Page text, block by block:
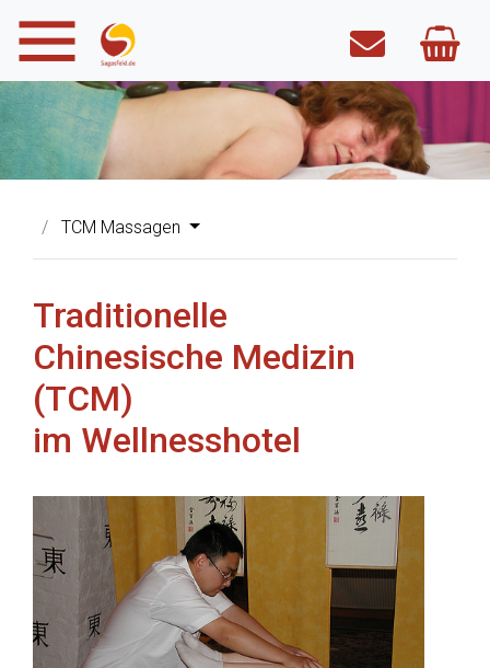
TCM Massagen
Traditionelle
Chinesische Medizin
(TCM)
im Wellnesshotel